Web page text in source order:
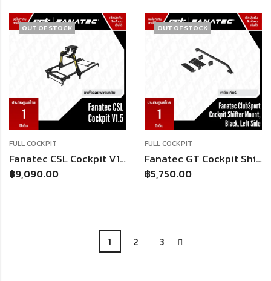
OUT OF STOCK
FULL COCKPIT
Fanatec CSL Cockpit V1.5 | Aluminium Tubing | Side Mount สำหรับ Fanatec DD
฿9,090.00
OUT OF STOCK
FULL COCKPIT
Fanatec GT Cockpit Shifter Mount (Black/Left) | T-Slot 3 ด้าน | รองรับ M6x1 & 1/4-20 T-Nut | สำหรับ GT Cockpit
฿5,750.00
1 2 3